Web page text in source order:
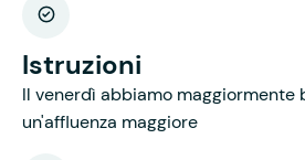
Istruzioni
Il venerdì abbiamo maggiormente
un'affluenza maggiore